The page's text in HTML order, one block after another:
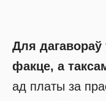
Для
факце, а
ад платы за